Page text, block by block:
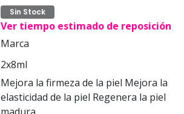
Sin Stock
Ver tiempo estimado de reposición
Marca
2x8ml
Mejora la firmeza de la piel Mejora la
elasticidad de la piel Regenera la piel